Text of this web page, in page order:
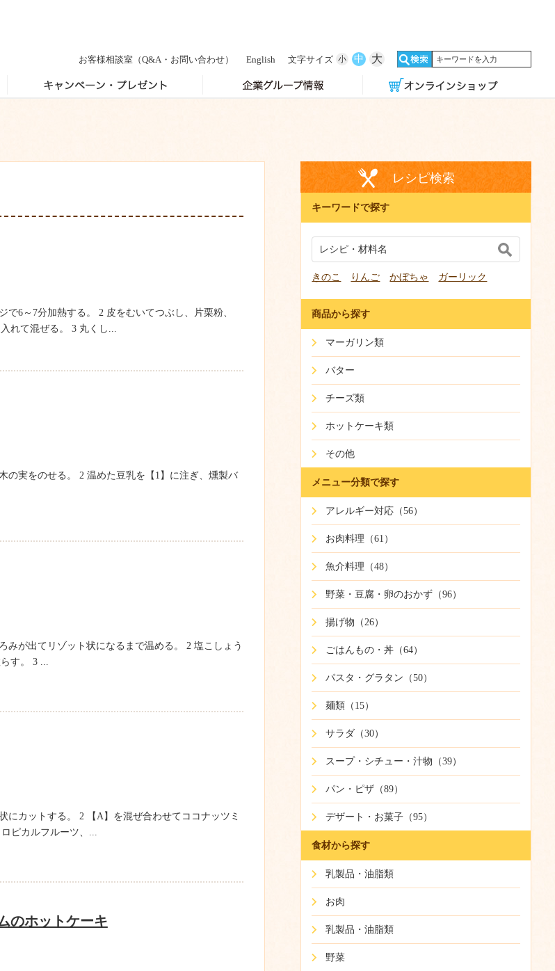
お客様相談室 （Q&A・お問い合わせ） English 文字サイズ 小 中 大
6～7分加熱する。 2 皮をむいてつぶし、片栗粉、
れて混ぜる。 3 丸くし...
の実をのせる。 2 温めた豆乳を【1】に注ぎ、燻製バ
みが出てリゾット状になるまで温める。 2 塩こしょう
す。 3 ...
にカットする。 2 【A】を混ぜ合わせてココナッツミ
ピカルフルーツ、...
のホットケーキ
レシピ検索
キーワードで探す
きのこ りんご かぼちゃ ガーリック
商品から探す
マーガリン類
バター
チーズ類
ホットケーキ類
その他
メニュー分類で探す
アレルギー対応（56）
お肉料理（61）
魚介料理（48）
野菜・豆腐・卵のおかず（96）
揚げ物（26）
ごはんもの・丼（64）
パスタ・グラタン（50）
麺類（15）
サラダ（30）
スープ・シチュー・汁物（39）
パン・ピザ（89）
デザート・お菓子（95）
食材から探す
乳製品・油脂類
お肉
乳製品・油脂類
野菜